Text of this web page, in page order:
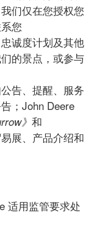
们仅在您授权您
您
诚度计划及其他
的景点，或参与
告、提醒、服务
；John Deere
》 和
展、产品介绍和
适用监管要求处